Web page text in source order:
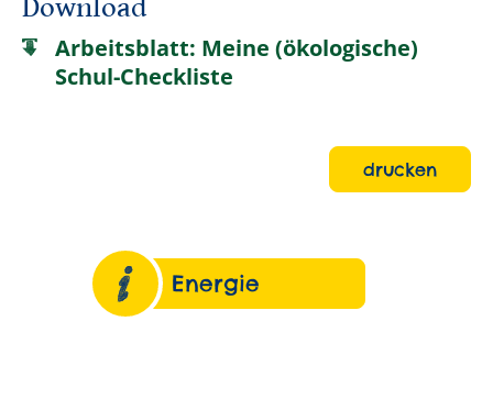
Download
Arbeitsblatt: Meine (ökologische)
Schul-Checkliste
drucken
Energie